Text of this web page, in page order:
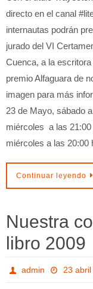
directo en el canal
internautas podrán
jurado del VI
Cuenca, a la
premio Alfaguara de
imagen para más
23 de Mayo, sábado
miércoles a las 21:00
miércoles a las
Continuar leyendo
Nuestra
libro 2009
admin 23